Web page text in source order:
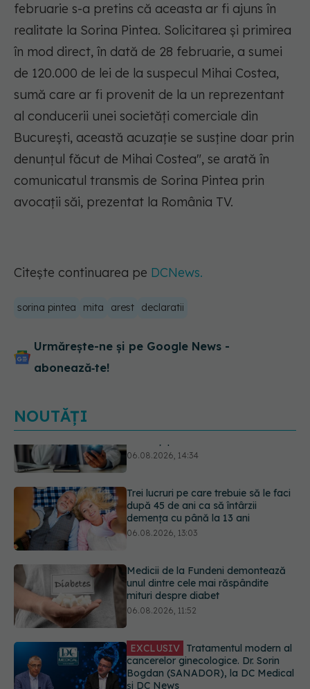
februarie s-a pretins că aceasta ar fi ajuns în
realitate la Sorina Pintea. Solicitarea şi primirea
în mod direct, în dată de 28 februarie, a sumei
de 120.000 de lei de la suspecul Mihai Costea,
sumă care ar fi provenit de la un reprezentant
al conducerii unei societăţi comerciale din
Bucureşti, această acuzaţie se susţine doar prin
denunţul făcut de Mihai Costea", se arată în
comunicatul transmis de Sorina Pintea prin
avocaţii săi, prezentat la România TV.
Citește continuarea pe DCNews.
sorina pintea mita arest declaratii
Urmărește-ne și pe Google News -
abonează‑te!
NOUTĂȚI
demența cu până la 13 ani
06.08.2026, 13:03
mituri despre diabet
06.08.2026, 11:52
Bogdan (SANADOR), la DC Medical
și DC News
06.08.2026, 10:29